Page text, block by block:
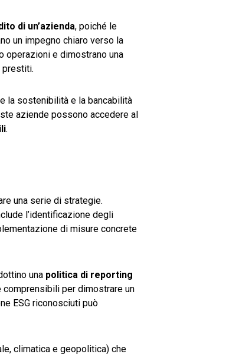
di un’azienda, poiché le
un impegno chiaro verso la
operazioni e dimostrano una
prestiti.
la sostenibilità e la bancabilità
aziende possono accedere al
.
una serie di strategie.
l’identificazione degli
di misure concrete
una politica di reporting
per dimostrare un
ESG riconosciuti può
climatica e geopolitica) che